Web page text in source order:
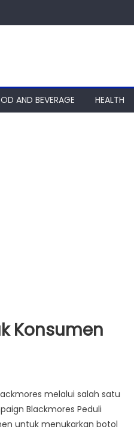
AND BEVERAGE HEALTH
Konsumen
melalui salah satu
Blackmores Peduli
untuk menukarkan botol